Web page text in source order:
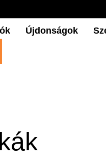
Újdonságok